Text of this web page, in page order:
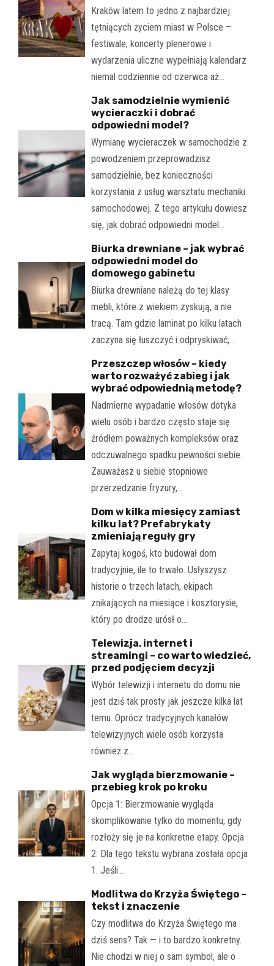
Kraków latem to jedno z najbardziej
tętniących życiem miast w Polsce –
festiwale, koncerty plenerowe i
wydarzenia uliczne wypełniają kalendarz
niemal codziennie od czerwca aż…
Jak samodzielnie wymienić
wycieraczki i dobrać
odpowiedni model?
Wymianę wycieraczek w samochodzie z
powodzeniem przeprowadzisz
samodzielnie, bez konieczności
korzystania z usług warsztatu mechaniki
samochodowej. Z tego artykułu dowiesz
się, jak dobrać odpowiedni model…
Biurka drewniane – jak wybrać
odpowiedni model do
domowego gabinetu
Biurka drewniane należą do tej klasy
mebli, które z wiekiem zyskują, a nie
tracą. Tam gdzie laminat po kilku latach
zaczyna się łuszczyć i odpryskiwać,…
Przeszczep włosów – kiedy
warto rozważyć zabieg i jak
wybrać odpowiednią metodę?
Nadmierne wypadanie włosów dotyka
wielu osób i bardzo często staje się
źródłem poważnych kompleksów oraz
odczuwalnego spadku pewności siebie.
Zauważasz u siebie stopniowe
przerzedzanie fryzury,…
Dom w kilka miesięcy zamiast
kilku lat? Prefabrykaty
zmieniają reguły gry
Zapytaj kogoś, kto budował dom
tradycyjnie, ile to trwało. Usłyszysz
historie o trzech latach, ekipach
znikających na miesiące i kosztorysie,
który po drodze urósł o…
Telewizja, internet i
streamingi – co warto wiedzieć,
przed podjęciem decyzji
Wybór telewizji i internetu do domu nie
jest dziś tak prosty jak jeszcze kilka lat
temu. Oprócz tradycyjnych kanałów
telewizyjnych wiele osób korzysta
również z…
Jak wygląda bierzmowanie –
przebieg krok po kroku
Opcja 1: Bierzmowanie wygląda
skomplikowanie tylko do momentu, gdy
rozłoży się je na konkretne etapy. Opcja
2: Dla tego tekstu wybrana została opcja
1. Jeśli…
Modlitwa do Krzyża Świętego –
tekst i znaczenie
Czy modlitwa do Krzyża Świętego ma
dziś sens? Tak — i to bardzo konkretny.
Nie chodzi w niej o sam symbol, ale o